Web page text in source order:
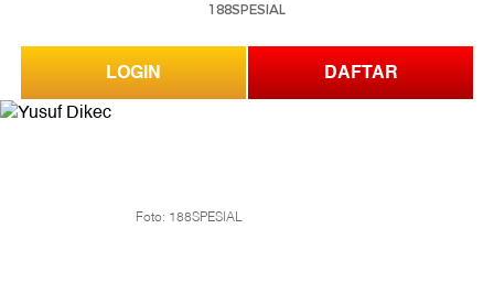
188SPESIAL
LOGIN DAFTAR
Foto: 188SPESIAL